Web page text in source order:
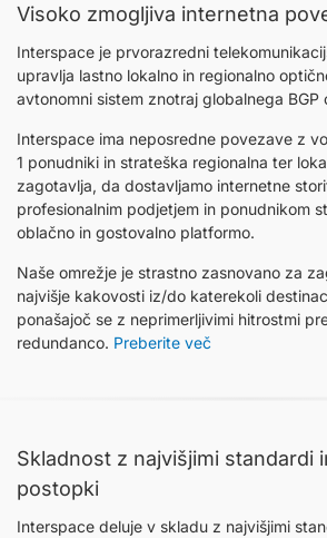
Visoko zmogljiva internetna
Interspace je prvorazredni
upravlja lastno lokalno in regionalno
avtonomni sistem znotraj globalnega BGP
Interspace ima neposredne povezave z
1 ponudniki in strateška regionalna ter
zagotavlja, da dostavljamo internetne
profesionalnim podjetjem in ponudnikom
oblačno in gostovalno platformo.
Naše omrežje je strastno zasnovano za
najvišje kakovosti iz/do katerekoli
ponašajoč se z neprimerljivimi hitrostmi
redundanco. Preberite več
Skladnost z najvišjimi standardi
postopki
Interspace deluje v skladu z najvišjimi